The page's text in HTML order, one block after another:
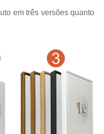
em três versões quanto